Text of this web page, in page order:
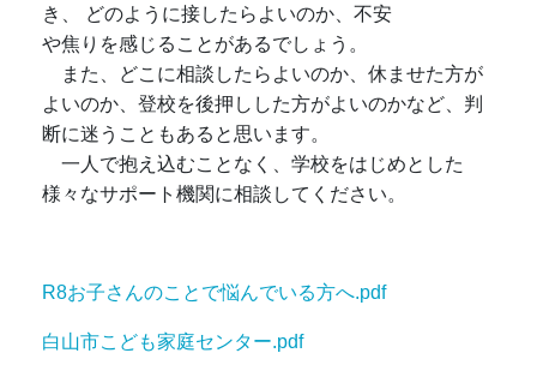
き、 どのように接したらよいのか、不安
や焦りを感じることがあるでしょう。
また、どこに相談したらよいのか、休ませた方が
よいのか、登校を後押しした方がよいのかなど、判
断に迷うこともあると思います。
一人で抱え込むことなく、学校をはじめとした
様々なサポート機関に相談してください。
R8お子さんのことで悩んでいる方へ.pdf
白山市こども家庭センター.pdf